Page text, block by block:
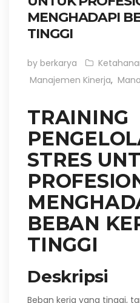
MENGHADAPI
TINGGI
by berkarya
Manajemen Kinerja,
TRAINING
STRES
BEBAN
TINGGI
Deskripsi
Beban kerja yang tinggi,